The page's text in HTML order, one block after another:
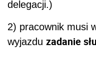
delegacji.)
2) pracownik musi
wyjazdu zadanie